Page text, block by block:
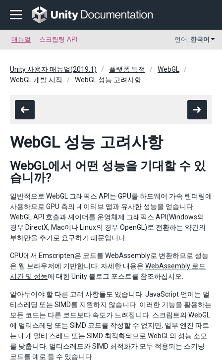
매뉴얼 스크립팅 API 언어: 한국어
Unity 사용자 매뉴얼(2019.1) 플랫폼 특정
WebGL
WebGL 개발 시작
WebGL 성능 고려사항
WebGL 성능 고려사항
WebGL에서 어떤 성능을 기대할 수 있
습니까?
일반적으로 WebGL 그래픽스 API는 GPU를 하드웨어 가속 렌더링에
사용하므로 GPU 측의 네이티브 앱과 유사한 성능을 얻습니다.
WebGL API 호출과 셰이더를 운영체제 그래픽스 API(Windows의
경우 DirectX, Mac이나 Linux의 경우 OpenGL)로 전환하는 약간의
부하만을 추가로 요구하기 때문입니다.
CPU에서 Emscripten은 코드를 WebAssembly로 변환하므로 성능
은 웹 브라우저에 기반합니다. 자세한 내용은 WebAssembly 로드
시간 및 성능에 대한 Unity 블로그 포스트를 참조하십시오.
알아두어야 할 다른 고려 사항들도 있습니다. JavaScript 언어는 멀
티스레딩 또는 SIMD를 지원하지 않습니다. 이러한 기능을 활용하는
모든 코드는 다른 코드보다 속도가 느려집니다. 스크립트의 WebGL
에 멀티스레딩 또는 SIMD 코드를 작성할 수 없지만, 일부 엔진 파트
는 대개 멀티 스레드 또는 SIMD 최적화되므로 WebGL의 성능 소모
를 낮춥니다. 멀티스레드와 SIMD 최적화가 모두 적용되는 스키닝
코드를 예로 들 수 있습니다.